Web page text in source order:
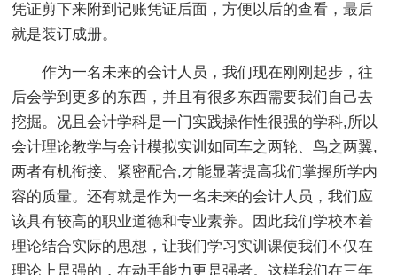
凭证剪下来附到记账凭证后面，方便以后的查看，最后
就是装订成册。
作为一名未来的会计人员，我们现在刚刚起步，往
后会学到更多的东西，并且有很多东西需要我们自己去
挖掘。况且会计学科是一门实践操作性很强的学科,所以
会计理论教学与会计模拟实训如同车之两轮、鸟之两翼,
两者有机衔接、紧密配合,才能显著提高我们掌握所学内
容的质量。还有就是作为一名未来的会计人员，我们应
该具有较高的职业道德和专业素养。因此我们学校本着
理论结合实际的思想，让我们学习实训课使我们不仅在
理论上是强的，在动手能力更是强者。这样我们在三年